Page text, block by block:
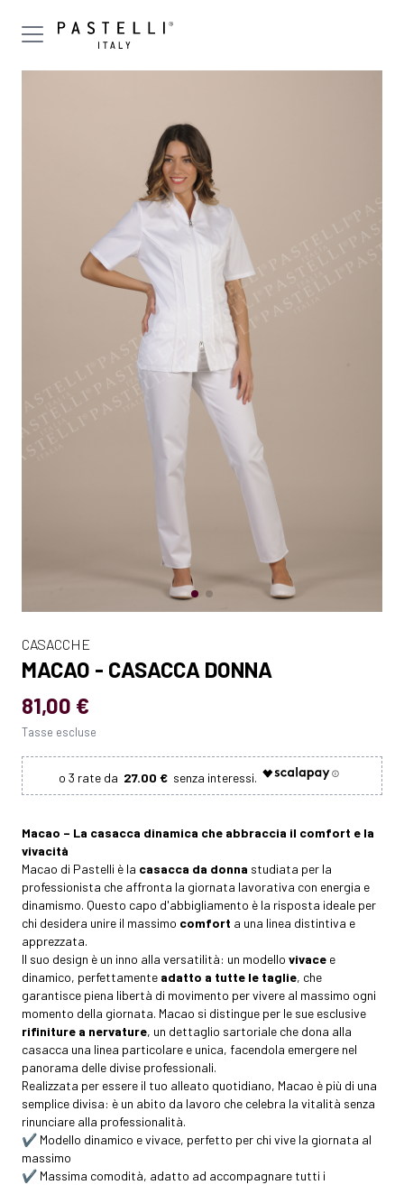
CASACCHE
MACAO - CASACCA DONNA
81,00 €
Tasse escluse
27.00 €
Macao – La casacca dinamica che abbraccia il comfort e la
vivacità
Macao di Pastelli è la casacca da donna studiata per la
professionista che affronta la giornata lavorativa con energia e
dinamismo. Questo capo d'abbigliamento è la risposta ideale per
chi desidera unire il massimo comfort a una linea distintiva e
apprezzata.
Il suo design è un inno alla versatilità: un modello vivace e
dinamico, perfettamenteadatto a tutte le taglie, che
garantisce piena libertà di movimento per vivere al massimo ogni
momento della giornata. Macao si distingue per le sue esclusive
rifiniture a nervature, un dettaglio sartoriale che dona alla
casacca una linea particolare e unica, facendola emergere nel
panorama delle divise professionali.
Realizzata per essere il tuo alleato quotidiano, Macao è più di una
semplice divisa: è un abito da lavoro che celebra la vitalità senza
rinunciare alla professionalità.
✔️ Modello dinamico e vivace, perfetto per chi vive la giornata al
massimo
✔️ Massima comodità, adatto ad accompagnare tutti i